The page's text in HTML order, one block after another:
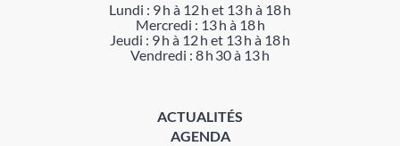
Lundi : 9 h à 12 h et 13 h à 18 h
Mercredi : 13 h à 18 h
Jeudi : 9 h à 12 h et 13 h à 18 h
Vendredi : 8 h 30 à 13 h
ACTUALITÉS
AGENDA